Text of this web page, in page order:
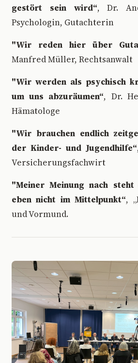
gestört sein wird“, Dr.
Psychologin, Gutachterin
"Wir reden hier über
Manfred Müller, Rechtsanwalt
"Wir werden als psychisch
um uns abzuräumen“, Dr.
Hämatologe
"Wir brauchen endlich
der Kinder- und Jugendhilfe“
Versicherungsfachwirt
"Meiner Meinung nach steht
eben nicht im Mittelpunkt“,
und Vormund.